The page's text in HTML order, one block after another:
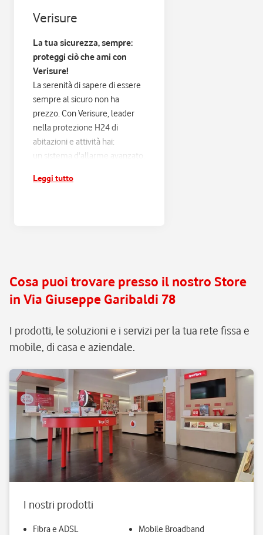
Verisure
La tua sicurezza, sempre:
proteggi ciò che ami con
Verisure!
La serenità di sapere di essere
sempre al sicuro non ha
prezzo. Con Verisure, leader
nella protezione H24 di
abitazioni e attività hai:
un sistema d'allarme avanzato,
e connesso alla Centrale
assistenza e manutenzione
continua, senza pensieri.
Leggi tutto
Cosa puoi trovare presso il nostro Store
in Via Giuseppe Garibaldi 78
I prodotti, le soluzioni e i servizi per la tua rete fissa e
mobile, di casa e aziendale.
I nostri prodotti
Fibra e ADSL
Mobile Broadband